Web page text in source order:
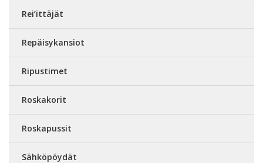
Rei’ittäjät
Repäisykansiot
Ripustimet
Roskakorit
Roskapussit
Sähköpöydät